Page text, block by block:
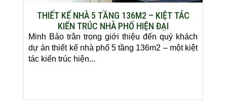
THIẾT KẾ NHÀ 5 TẦNG 136M2 – KIỆT TÁC
KIẾN TRÚC NHÀ PHỐ HIỆN ĐẠI
Minh Bảo trân trọng giới thiệu đến quý khách
dự án thiết kế nhà phố 5 tầng 136m2 – một kiệt
tác kiến trúc hiện...